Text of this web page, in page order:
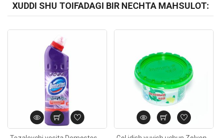
XUDDI SHU TOIFADAGI BIR NECHTA MAHSULOT: